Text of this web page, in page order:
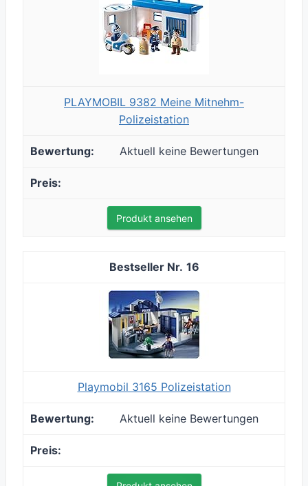
PLAYMOBIL 9382 Meine Mitnehm-
Polizeistation
Aktuell keine Bewertungen
Produkt ansehen
16
Playmobil 3165 Polizeistation
Aktuell keine Bewertungen